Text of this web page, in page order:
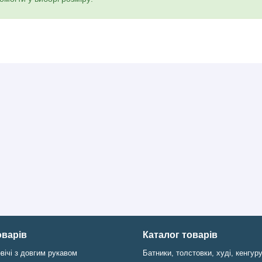
з довгим рукавом
Каталог товарів
Батники, толстовки, худі,